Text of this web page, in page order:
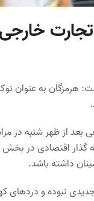
تجارت
هرمزگان به
بعد از ظهر شنبه در
اقتصادی در بخش
داشته باشد.
نبوده و دردهای